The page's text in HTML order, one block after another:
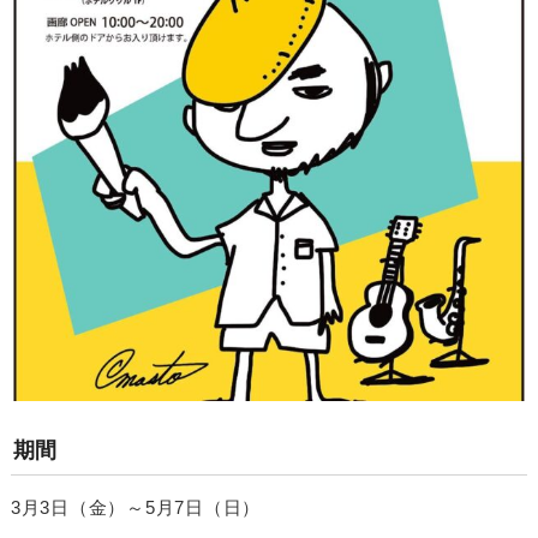
期間
3月3日（金）～5月7日（日）